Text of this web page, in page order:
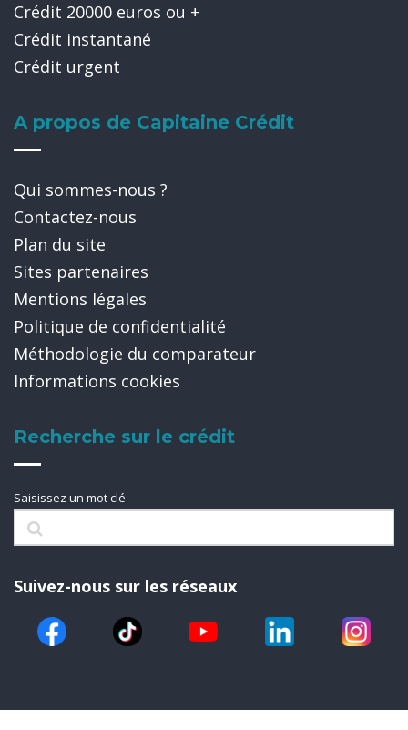
Crédit 20000 euros ou +
Crédit instantané
Crédit urgent
A propos de Capitaine Crédit
Qui sommes-nous ?
Contactez-nous
Plan du site
Sites partenaires
Mentions légales
Politique de confidentialité
Méthodologie du comparateur
Informations cookies
Recherche sur le crédit
Saisissez un mot clé
Suivez-nous sur les réseaux